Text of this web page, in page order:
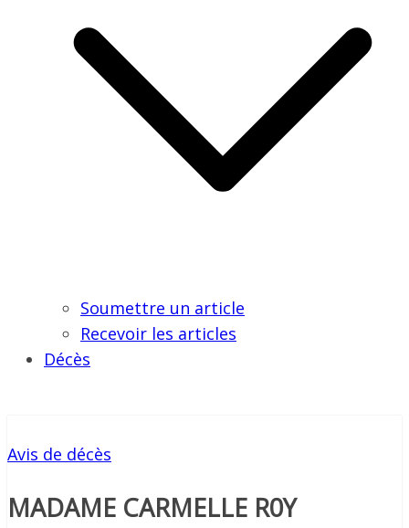
Soumettre un article
Recevoir les articles
Décès
Avis de décès
MADAME CARMELLE R0Y